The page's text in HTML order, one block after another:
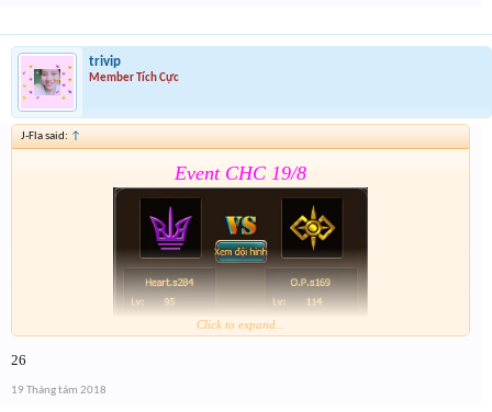
trivip
Member Tích Cực
J-Fla said: ↑
Event CHC 19/8
Nhớ tham gia event 2 . Event 2 sẽ đóng cùng thời
Click to expand...
26
19 Tháng tám 2018